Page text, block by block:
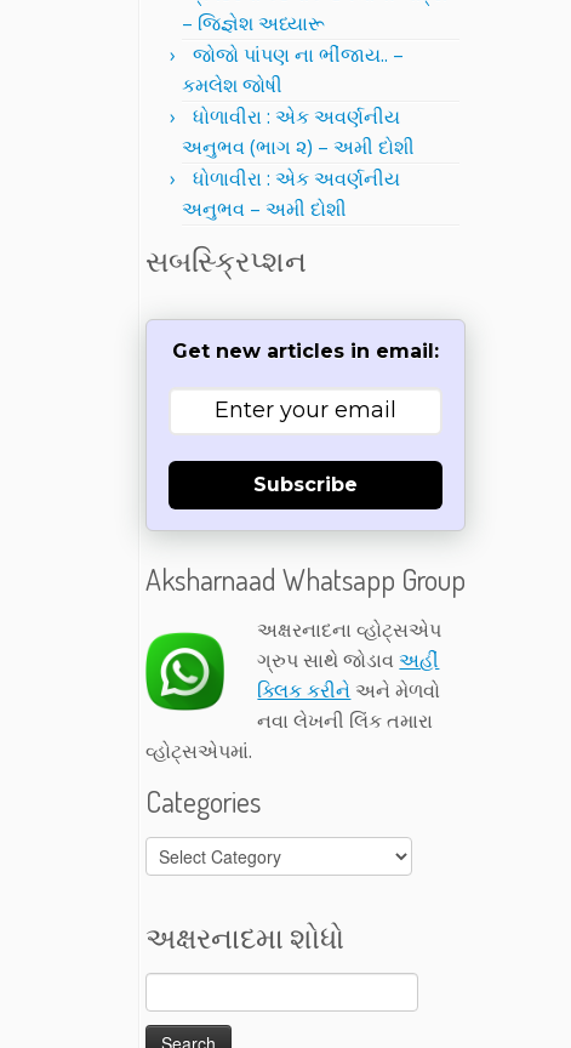
– જિજ્ઞેશ અધ્યારૂ
જોજો પાંપણ ના ભીંજાય.. –
કમલેશ જોષી
ધોળાવીરા : એક અવર્ણનીય
અનુભવ (ભાગ ૨) – અમી દોશી
ધોળાવીરા : એક અવર્ણનીય
અનુભવ – અમી દોશી
સબસ્ક્રિપ્શન
Get new articles in email:
Subscribe
Aksharnaad Whatsapp Group
અક્ષરનાદના વ્હોટ્સએપ
ગ્રુપ સાથે જોડાવઅહીં
ક્લિક કરીને અને મેળવો
નવા લેખની લિંક તમારા
વ્હોટ્સએપમાં.
Categories
Categories
અક્ષરનાદમા શોધો